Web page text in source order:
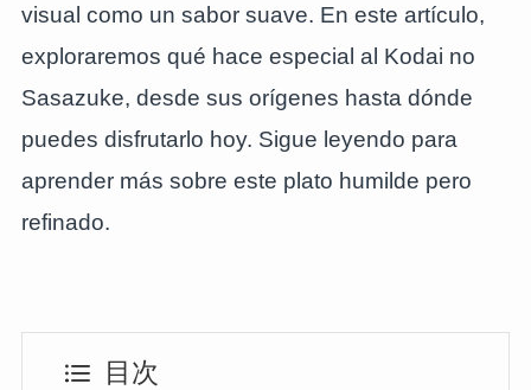
visual como un sabor suave. En este artículo,
exploraremos qué hace especial al Kodai no
Sasazuke, desde sus orígenes hasta dónde
puedes disfrutarlo hoy. Sigue leyendo para
aprender más sobre este plato humilde pero
refinado.
目次